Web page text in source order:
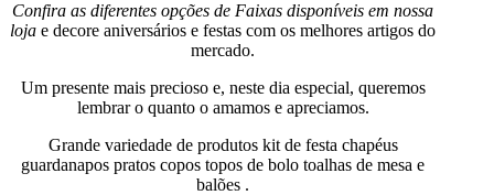
Confira as diferentes opções de Faixas disponíveis em nossa
loja e decore aniversários e festas com os melhores artigos do
mercado.
Um presente mais precioso e, neste dia especial, queremos
lembrar o quanto o amamos e apreciamos.
Grande variedade de produtos kit de festa chapéus
guardanapos pratos copos topos de bolo toalhas de mesa e
balões .